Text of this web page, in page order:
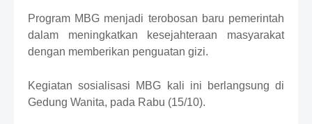
Program MBG menjadi terobosan baru pemerintah
dalam meningkatkan kesejahteraan masyarakat
dengan memberikan penguatan gizi.
Kegiatan sosialisasi MBG kali ini berlangsung di
Gedung Wanita, pada Rabu (15/10).
m
p
a
e
s